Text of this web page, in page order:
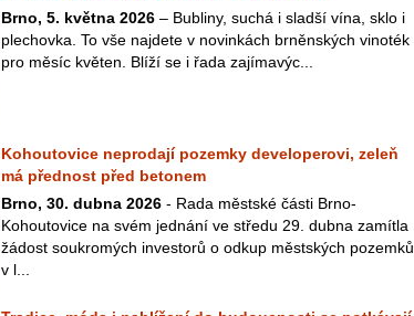
Brno, 5. května 2026 – Bubliny, suchá i sladší vína, sklo i
plechovka. To vše najdete v novinkách brněnských vinoték
pro měsíc květen. Blíží se i řada zajímavýc...
Kohoutovice neprodají pozemky developerovi, zeleň
má přednost před betonem
Brno, 30. dubna 2026 - Rada městské části Brno-
Kohoutovice na svém jednání ve středu 29. dubna zamítla
žádost soukromých investorů o odkup městských pozemků
v l...